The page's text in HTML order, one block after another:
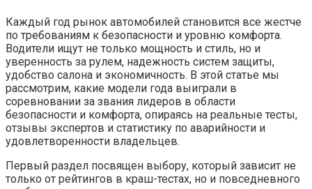
Каждый год рынок автомобилей становится все жестче
по требованиям к безопасности и уровню комфорта.
Водители ищут не только мощность и стиль, но и
уверенность за рулем, надежность систем защиты,
удобство салона и экономичность. В этой статье мы
рассмотрим, какие модели года выиграли в
соревновании за звания лидеров в области
безопасности и комфорта, опираясь на реальные тесты,
отзывы экспертов и статистику по аварийности и
удовлетворенности владельцев.
Первый раздел посвящен выбору, который зависит не
только от рейтингов в краш-тестах, но и повседневного